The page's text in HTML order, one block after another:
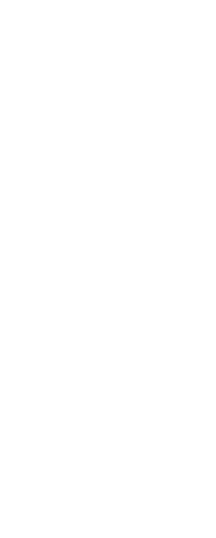
https://
Fecha y
El torneo
Unicaja
misma hora, en
el torneo con la
10:00 se
horas, donde
Dónde ver